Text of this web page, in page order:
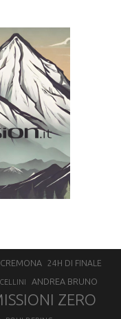
24H DI FINALE
ANDREA BRUNO
ZERO